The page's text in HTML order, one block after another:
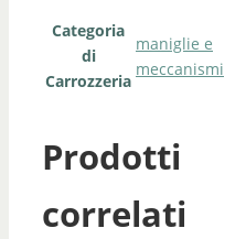
Categoria
di
Carrozzeria
maniglie e
meccanismi
Prodotti
correlati